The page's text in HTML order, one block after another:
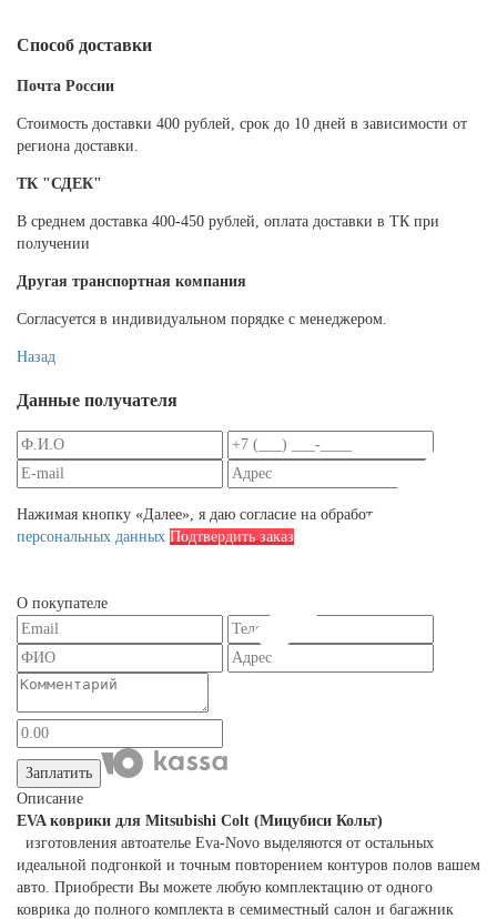
Способ доставки
Почта России
Cтоимость доставки 400 рублей, срок до 10 дней в зависимости от
региона доставки.
ТК "СДЕК"
В среднем доставка 400-450 рублей, оплата доставки в ТК при
получении
Другая транспортная компания
Согласуется в индивидуальном порядке с менеджером.
Назад
Данные получателя
Нажимая кнопку «Далее», я даю согласие на обработку
персональных данных Подтвердить заказ
О покупателе
Заплатить
Описание
EVA коврики для Mitsubishi Colt (Мицубиси Кольт)
изготовления автоателье Eva-Novo выделяются от остальных
идеальной подгонкой и точным повторением контуров полов вашем
авто. Приобрести Вы можете любую комплектацию от одного
коврика до полного комплекта в семиместный салон и багажник